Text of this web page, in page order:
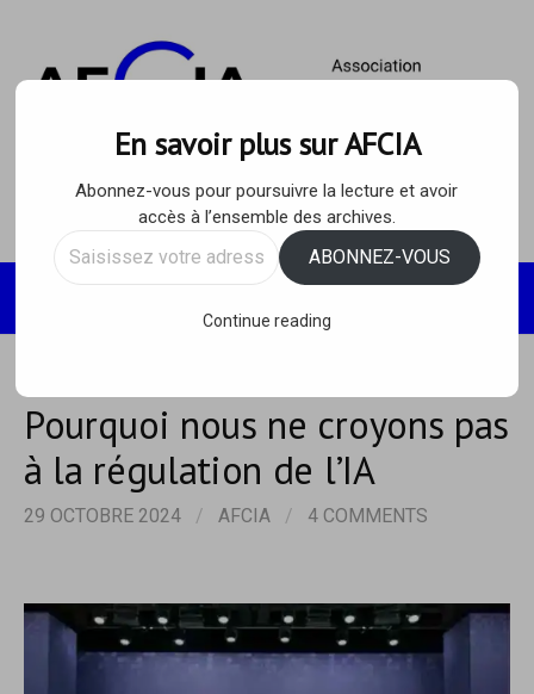
content
Pourquoi nous ne croyons pas
à la régulation de l’IA
29 OCTOBRE 2024 / AFCIA / 4 COMMENTS
En savoir plus sur AFCIA
Abonnez-vous pour poursuivre la lecture et avoir
accès à l’ensemble des archives.
Saisissez
ABONNEZ-VOUS
Continue reading